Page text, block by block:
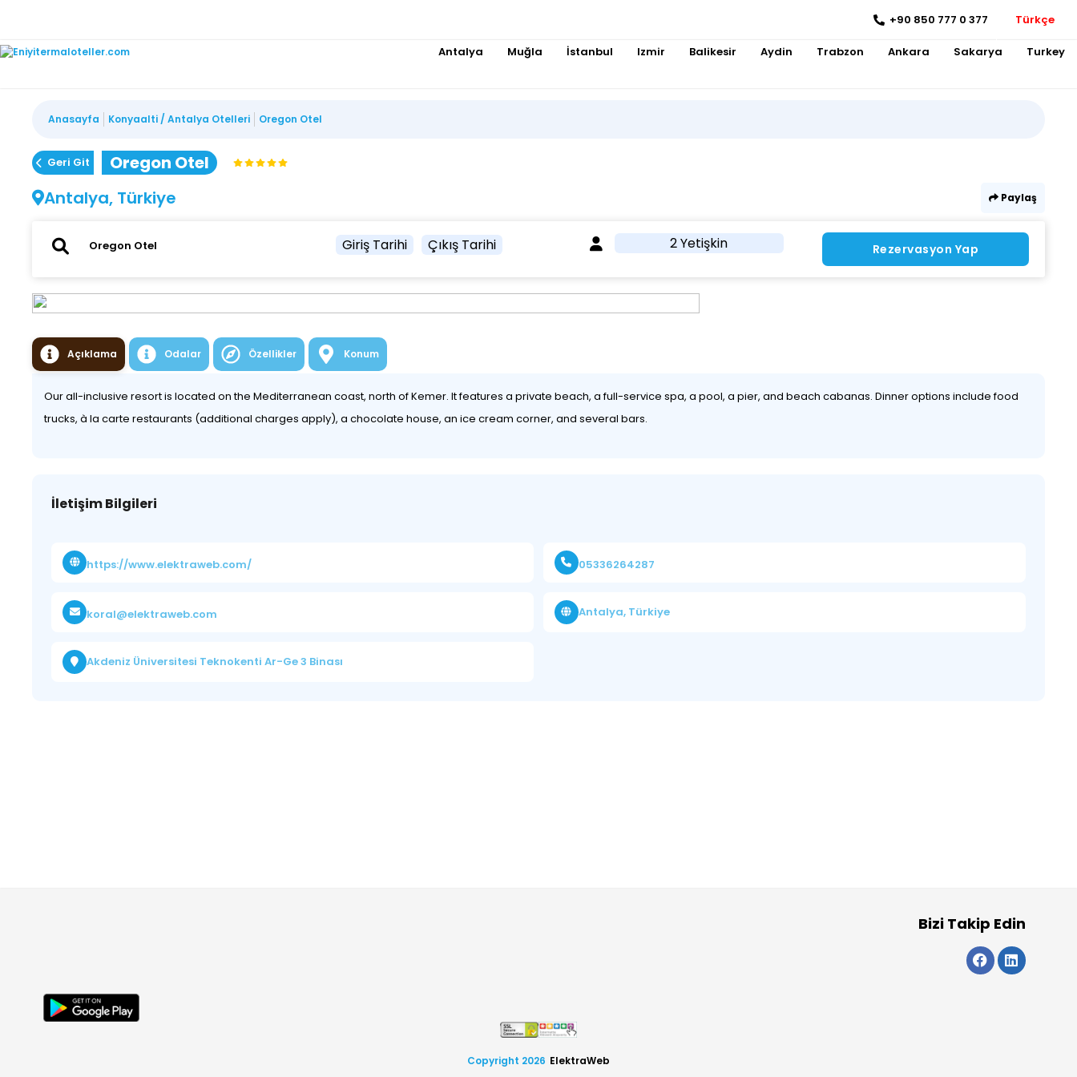
+90 850 777 0 377 Türkçe
Antalya Muğla İstanbul Izmir Balikesir Aydin Trabzon Ankara Sakarya Turkey
Anasayfa Konyaalti / Antalya Otelleri Oregon Otel
Geri Git
Oregon Otel
Antalya, Türkiye
Paylaş
Giriş Tarihi Çıkış Tarihi 2 Yetişkin Rezervasyon Yap
Açıklama Odalar Özellikler Konum
Our all-inclusive resort is located on the Mediterranean coast, north of Kemer. It features a private beach, a full-service spa, a pool, a pier, and beach cabanas. Dinner options include food
trucks, à la carte restaurants (additional charges apply), a chocolate house, an ice cream corner, and several bars.
İletişim Bilgileri
https://www.elektraweb.com/ 05336264287
koral@elektraweb.com Antalya, Türkiye
Akdeniz Üniversitesi Teknokenti Ar-Ge 3 Binası
Bizi Takip Edin
Copyright 2026 ElektraWeb